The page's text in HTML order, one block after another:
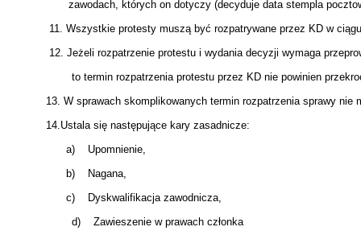
zawodach, których on dotyczy (decyduje data stempla
11. Wszystkie protesty muszą być rozpatrywane przez KD w ciągu
12. Jeżeli rozpatrzenie protestu i wydania decyzji wymaga
to termin rozpatrzenia protestu przez KD nie powinien
13. W sprawach skomplikowanych termin rozpatrzenia sprawy nie
14.Ustala się następujące kary zasadnicze:
a) Upomnienie,
b) Nagana,
c) Dyskwalifikacja zawodnicza,
d) Zawieszenie w prawach członka